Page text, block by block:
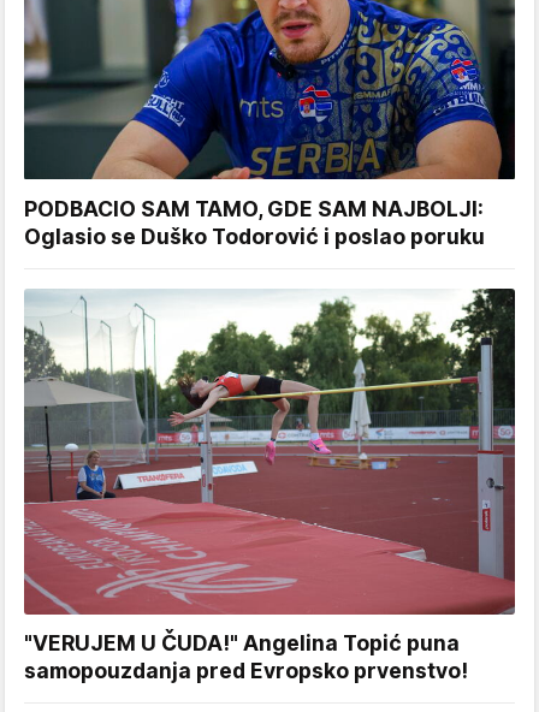
PODBACIO SAM TAMO, GDE SAM NAJBOLJI:
Oglasio se Duško Todorović i poslao poruku
"VERUJEM U ČUDA!" Angelina Topić puna
samopouzdanja pred Evropsko prvenstvo!